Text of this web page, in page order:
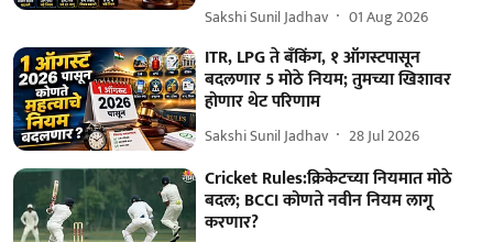
Sakshi Sunil Jadhav 01 Aug 2026
ITR, LPG ते बँकिंग, १ ऑगस्टपासून
बदलणार 5 मोठे नियम; तुमच्या खिशावर
होणार थेट परिणाम
Sakshi Sunil Jadhav 28 Jul 2026
Cricket Rules:क्रिकेटच्या नियमात मोठे
बदल; BCCI कोणते नवीन नियम लागू
करणार?